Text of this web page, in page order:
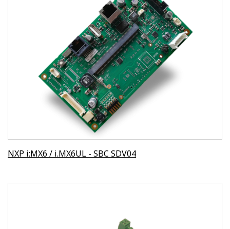
NXP i:MX6 / i.MX6UL - SBC SDV04